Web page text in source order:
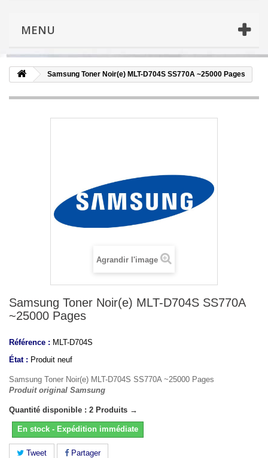
MENU
Samsung Toner Noir(e) MLT-D704S SS770A ~25000 Pages
Agrandir l'image
Samsung Toner Noir(e) MLT-D704S SS770A
~25000 Pages
Référence : MLT-D704S
État : Produit neuf
Samsung Toner Noir(e) MLT-D704S SS770A ~25000 Pages
Produit original Samsung
Quantité disponible : 2 Produits →
En stock - Expédition immédiate
Tweet Partager